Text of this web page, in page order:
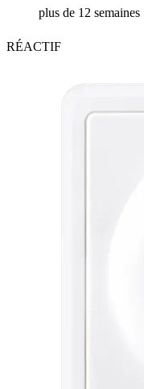
plus de 12 semaines
RÉACTIF